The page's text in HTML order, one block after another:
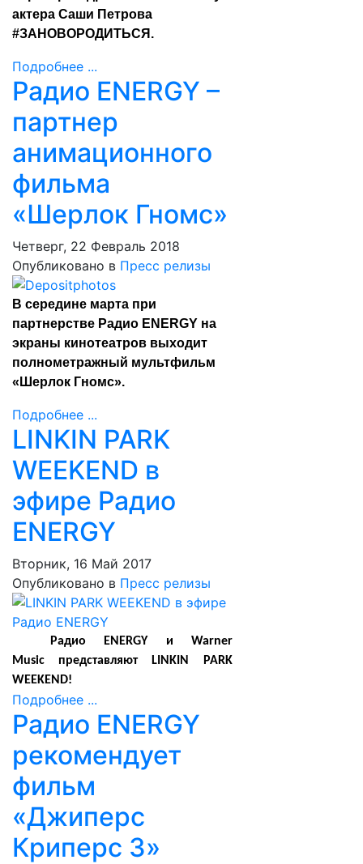
актера Саши Петрова
#ЗАНОВОРОДИТЬСЯ.
Подробнее ...
Радио ENERGY –
партнер
анимационного
фильма
«Шерлок Гномс»
Четверг, 22 Февраль 2018
Опубликовано в Пресс релизы
В середине марта при
партнерстве Радио ENERGY на
экраны кинотеатров выходит
полнометражный мультфильм
«Шерлок Гномс».
Подробнее ...
LINKIN PARK
WEEKEND в
эфире Радио
ENERGY
Вторник, 16 Май 2017
Опубликовано в Пресс релизы
Радио ENERGY и Warner
Music представляютLINKIN PARK
WEEKEND!
Подробнее ...
Радио ENERGY
рекомендует
фильм
«Джиперс
Криперс 3»